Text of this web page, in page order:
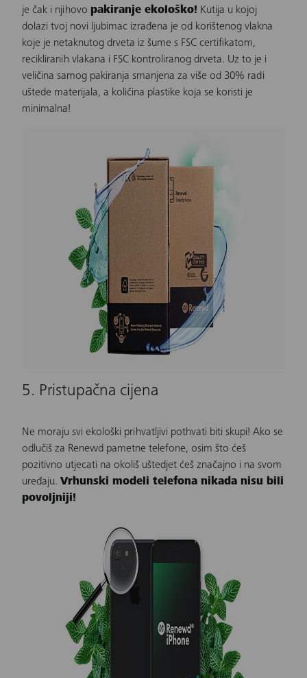
je čak i njihovo pakiranje ekološko! Kutija u kojoj
dolazi tvoj novi ljubimac izrađena je od korištenog vlakna
koje je netaknutog drveta iz šume s FSC certifikatom,
recikliranih vlakana i FSC kontroliranog drveta. Uz to je i
veličina samog pakiranja smanjena za više od 30% radi
uštede materijala, a količina plastike koja se koristi je
minimalna!
5. Pristupačna cijena
Ne moraju svi ekološki prihvatljivi pothvati biti skupi! Ako se
odlučiš za Renewd pametne telefone, osim što ćeš
pozitivno utjecati na okoliš uštedjet ćeš značajno i na svom
uređaju. Vrhunski modeli telefona nikada nisu bili
povoljniji!